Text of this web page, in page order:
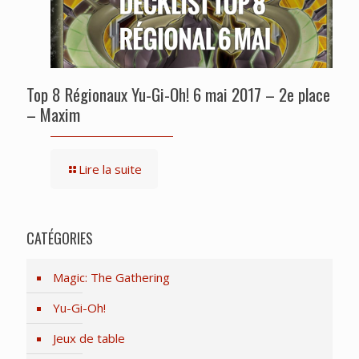
Top 8 Régionaux Yu-Gi-Oh! 6 mai 2017 – 2e place
– Maxim
Lire la suite
CATÉGORIES
Magic: The Gathering
Yu-Gi-Oh!
Jeux de table